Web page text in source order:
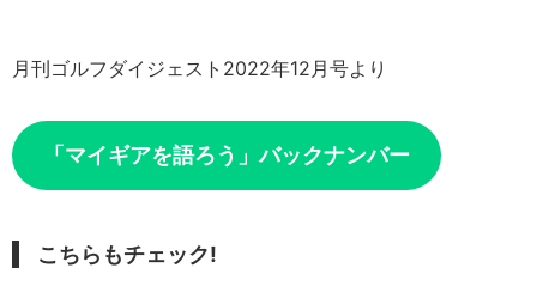
月刊ゴルフダイジェスト2022年12月号より
「マイギアを語ろう」バックナンバー
こちらもチェック!